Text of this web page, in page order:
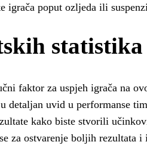
igrača poput ozljeda ili
faktor za uspjeh igrača na
detaljan uvid u performanse
kako biste stvorili
za ostvarenje boljih rezultata